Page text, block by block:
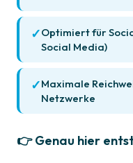
Optimiert für
Social Media)
Maximale
Netzwerke
👉 Genau hier